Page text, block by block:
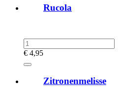
Rucola
€ 4,95
Zitronenmelisse